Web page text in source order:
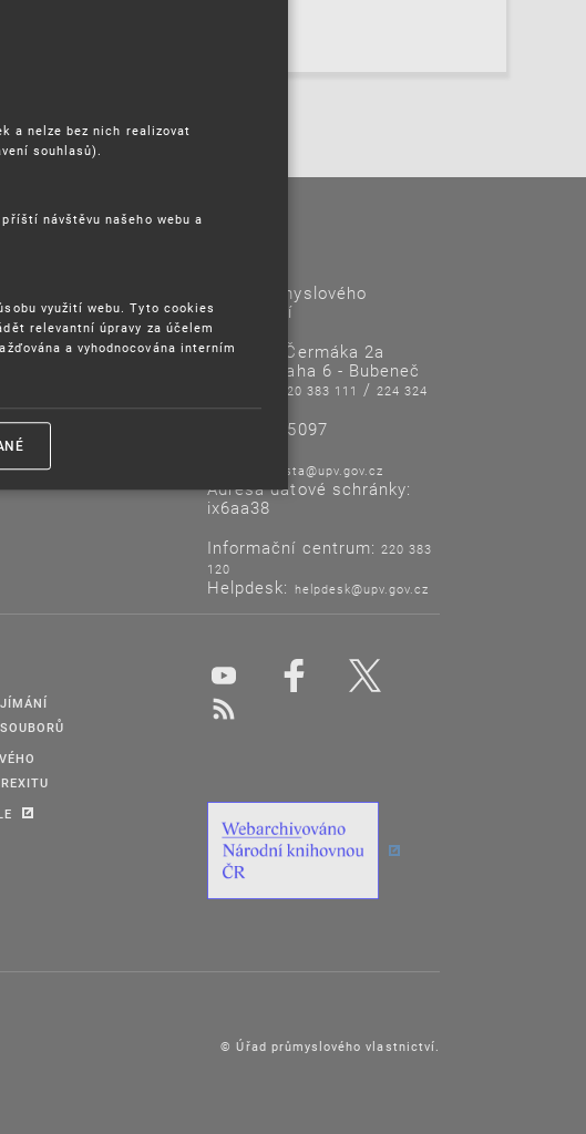
Úřad průmyslového
vlastnictví
Antonína Čermáka 2a
160 68 Praha 6 - Bubeneč
220 383 111 /224 324
718
IČO: 48135097
posta@upv.gov.cz
Adresa datové schránky:
ix6aa38
Informační centrum: 220 383
120
Helpdesk: helpdesk@upv.gov.cz
© Úřad průmyslového vlastnictví.
a nelze bez nich realizovat
souhlasů).
návštěvu našeho webu a
využití webu. Tyto cookies
relevantní úpravy za účelem
a vyhodnocována interním